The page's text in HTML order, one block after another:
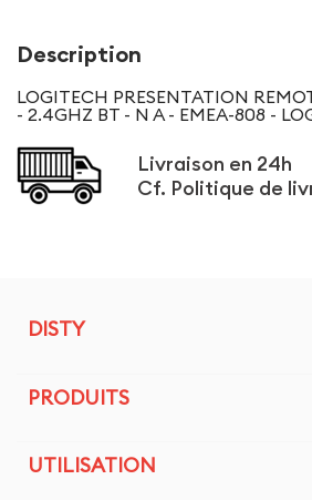
Description
LOGITECH PRESENTATION
- 2.4GHZ BT - N A - EMEA-808 -
Livraison en 24h
Cf. Politique de
DISTY
PRODUITS
UTILISATION